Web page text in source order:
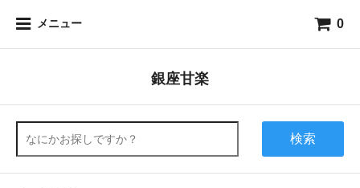
メニュー 0
銀座甘楽
検索